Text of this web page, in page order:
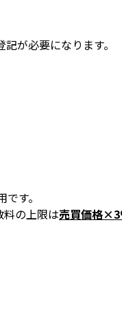
が必要になります。
す。
の上限は売買価格